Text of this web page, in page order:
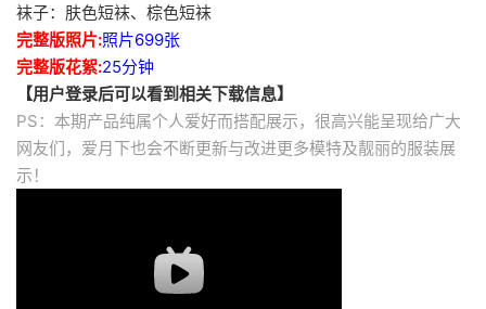
袜子：肤色短袜、棕色短袜
完整版照片:照片699张
完整版花絮:25分钟
【用户登录后可以看到相关下载信息】
PS：本期产品纯属个人爱好而搭配展示，很高兴能呈现给广大
网友们，爱月下也会不断更新与改进更多模特及靓丽的服装展
示！